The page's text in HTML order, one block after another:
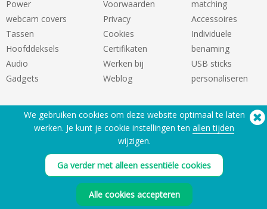
Power
webcam covers
Tassen
Hoofddeksels
Audio
Gadgets
Voorwaarden
Privacy
Cookies
Certifikaten
Werken bij
Weblog
matching
Accessoires
Individuele
benaming
USB sticks
personaliseren
Hulp nodig? Telefoon:(650) 938-3500 (US)
Copyright © 2026 Flashbay
We gebruiken cookies om deze website optimaal te laten
werken. Je kunt je cookie instellingen ten allen tijden
wijzigen.
Ga verder met alleen essentiële cookies
Alle cookies accepteren